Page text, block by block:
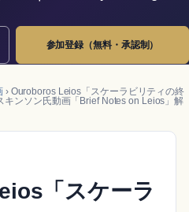
参加登録（無料・承認制）
› Ouroboros Leios「スケーラビリティの終
ンソン氏動画「Brief Notes on Leios」解
「スケーラ